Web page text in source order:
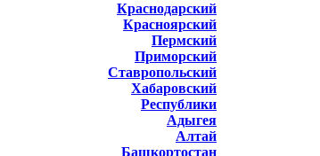
Краснодарский
Красноярский
Пермский
Приморский
Ставропольский
Хабаровский
Республики
Адыгея
Алтай
Башкортостан